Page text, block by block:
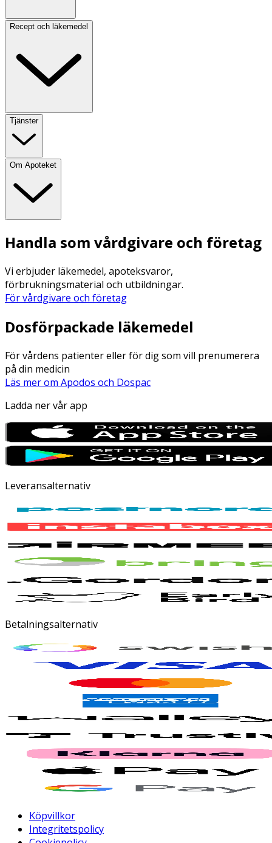
Recept och läkemedel
Tjänster
Om Apoteket
Handla som vårdgivare och företag
Vi erbjuder läkemedel, apoteksvaror,
förbrukningsmaterial och utbildningar.
För vårdgivare och företag
Dosförpackade läkemedel
För vårdens patienter eller för dig som vill prenumerera
på din medicin
Läs mer om Apodos och Dospac
Ladda ner vår app
Leveransalternativ
Betalningsalternativ
Köpvillkor
Integritetspolicy